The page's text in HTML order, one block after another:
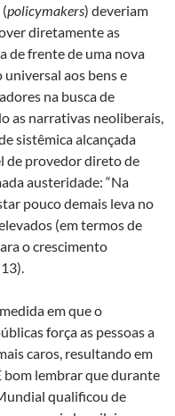
policymakers) deveriam
diretamente as
de frente de uma nova
aos bens e
na busca de
as narrativas neoliberais,
sistêmica alcançada
de provedor direto de
austeridade: “Na
pouco demais leva no
(em termos de
o crescimento
em que o
força as pessoas a
caros, resultando em
bom lembrar que durante
qualificou de